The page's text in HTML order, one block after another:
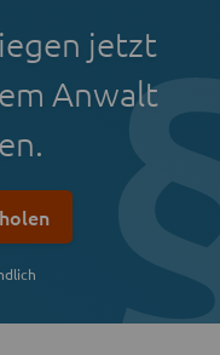
jetzt
Anwalt